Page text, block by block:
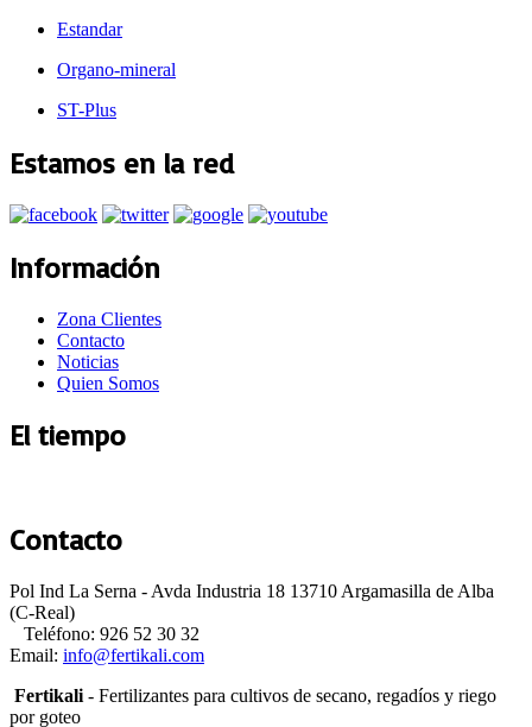
Estandar
Organo-mineral
ST-Plus
Estamos en la red
Información
Zona Clientes
Contacto
Noticias
Quien Somos
El tiempo
Contacto
Pol Ind La Serna - Avda Industria 18 13710 Argamasilla de Alba
(C-Real)
Teléfono: 926 52 30 32
Email:
Fertikali - Fertilizantes para cultivos de secano, regadíos y riego
por goteo